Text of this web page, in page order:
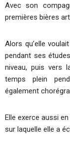
Avec son
premières bières
Alors qu’elle
pendant ses
niveau, puis vers
temps plein
également
Elle exerce aussi
sur laquelle elle a